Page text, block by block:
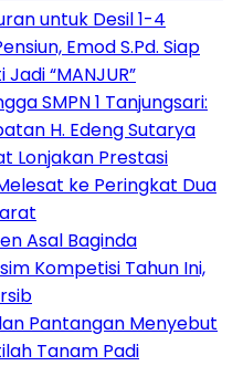
untuk Desil 1-4
Emod S.Pd. Siap
“MANJUR”
SMPN 1 Tanjungsari:
H. Edeng Sutarya
Lonjakan Prestasi
ke Peringkat Dua
Asal Baginda
Kompetisi Tahun Ini,
Pantangan Menyebut
Tanam Padi